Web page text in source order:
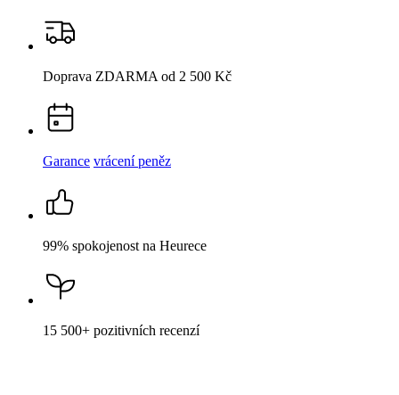
Doprava ZDARMA od 2 500 Kč
Garance vrácení peněz
99% spokojenost na Heurece
15 500+ pozitivních recenzí